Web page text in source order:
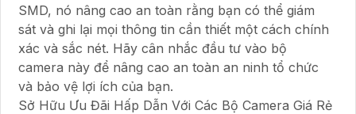
SMD, nó nâng cao an toàn rằng bạn có thể giám
sát và ghi lại mọi thông tin cần thiết một cách chính
xác và sắc nét. Hãy cân nhắc đầu tư vào bộ
camera này để nâng cao an toàn an ninh tổ chức
và bảo vệ lợi ích của bạn.
Sở Hữu Ưu Đãi Hấp Dẫn Với Các Bộ Camera Giá Rẻ